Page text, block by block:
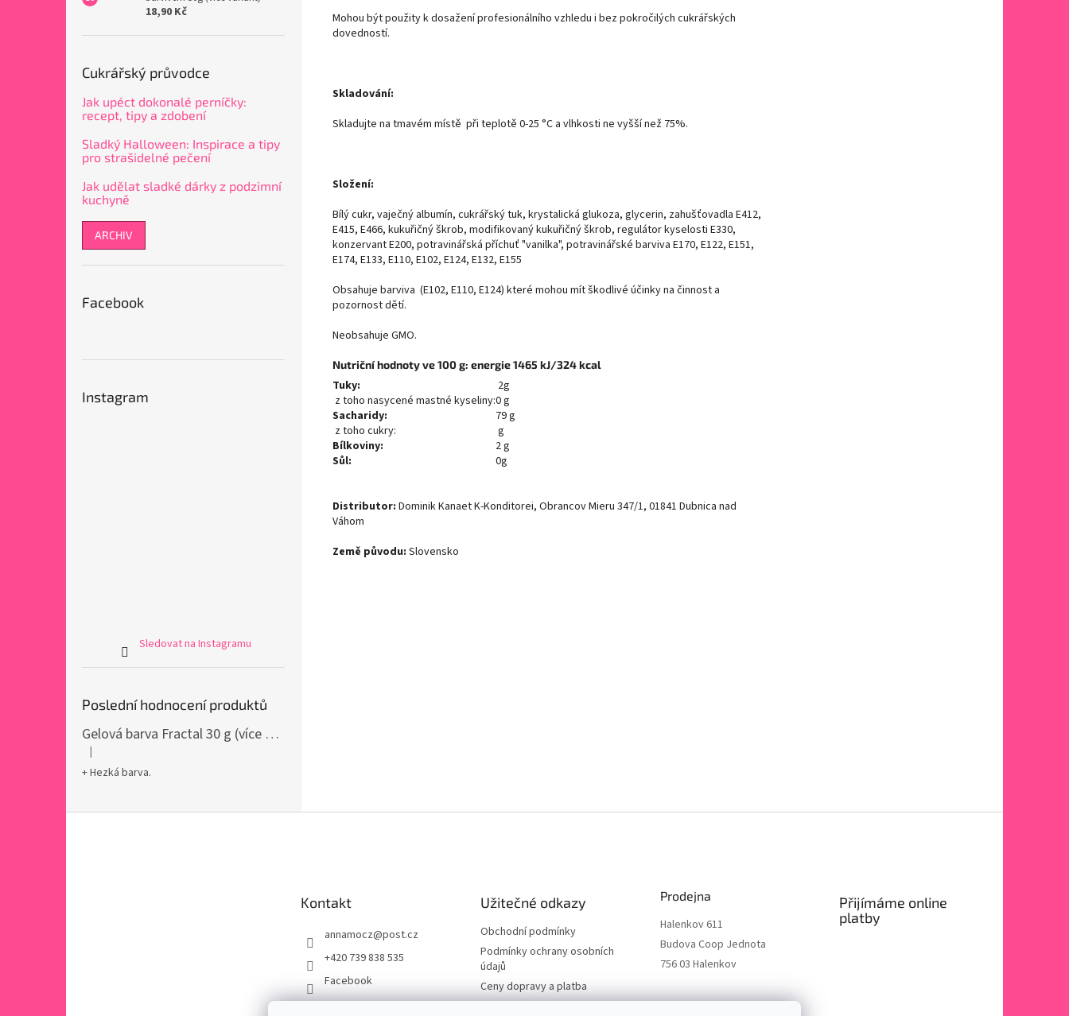
18,90 Kč
Cukrářský průvodce
Jak upéct dokonalé perníčky:
recept, tipy a zdobení
Sladký Halloween: Inspirace a tipy
pro strašidelné pečení
Jak udělat sladké dárky z podzimní
kuchyně
ARCHIV
Facebook
Instagram
Sledovat na Instagramu
Poslední hodnocení produktů
Gelová barva Fractal 30 g (více variant)
Hodnocení produktu je 5 z 5 hvězdiček.
|
+ Hezká barva.
Mohou být použity k dosažení profesionálního vzhledu i bez pokročilých cukrářských
dovedností.
Skladování:
Skladujte na tmavém místě při teplotě 0-25 °C a vlhkosti ne vyšší než 75%.
Složení:
Bílý cukr, vaječný albumín, cukrářský tuk, krystalická glukoza, glycerin, zahušťovadla E412,
E415, E466, kukuřičný škrob, modifikovaný kukuřičný škrob, regulátor kyselosti E330,
konzervant E200, potravinářská příchuť "vanilka", potravinářské barviva E170, E122, E151,
E174, E133, E110, E102, E124, E132, E155
Obsahuje barviva (E102, E110, E124) které mohou mít škodlivé účinky na činnost a
pozornost dětí.
Neobsahuje GMO.
Nutriční hodnoty ve 100 g: energie 1465 kJ/324 kcal
Tuky:
2g
z toho nasycené mastné kyseliny:0 g
Sacharidy:
79 g
z toho cukry:
g
Bílkoviny:
2 g
Sůl:
0g
Distributor: Dominik Kanaet K-Konditorei, Obrancov Mieru 347/1, 01841 Dubnica nad
Váhom
Země původu: Slovensko
Kontakt
annamocz@post.cz
+420 739 838 535
Facebook
annamo.cz
Užitečné odkazy
Obchodní podmínky
Podmínky ochrany osobních
údajů
Ceny dopravy a platba
Kontakty a prodejna
Prodejna
Halenkov 611
Budova Coop Jednota
756 03 Halenkov
Přijímáme online
platby